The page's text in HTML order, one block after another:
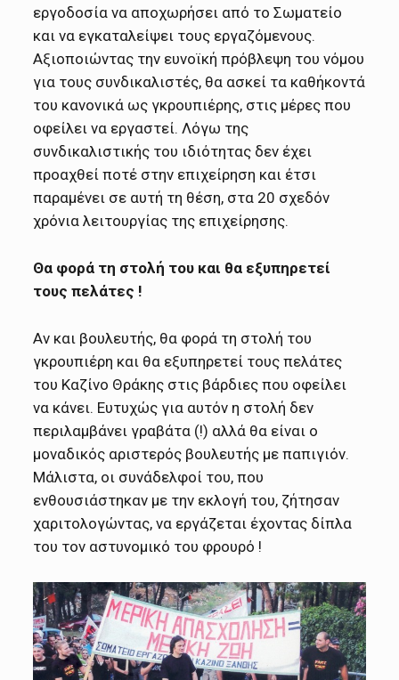
εργοδοσία να αποχωρήσει από το Σωματείο
και να εγκαταλείψει τους εργαζόμενους.
Αξιοποιώντας την ευνοϊκή πρόβλεψη του νόμου
για τους συνδικαλιστές, θα ασκεί τα καθήκοντά
του κανονικά ως γκρουπιέρης, στις μέρες που
οφείλει να εργαστεί. Λόγω της
συνδικαλιστικής του ιδιότητας δεν έχει
προαχθεί ποτέ στην επιχείρηση και έτσι
παραμένει σε αυτή τη θέση, στα 20 σχεδόν
χρόνια λειτουργίας της επιχείρησης.
Θα φορά τη στολή του και θα εξυπηρετεί
τους πελάτες !
Αν και βουλευτής, θα φορά τη στολή του
γκρουπιέρη και θα εξυπηρετεί τους πελάτες
του Καζίνο Θράκης στις βάρδιες που οφείλει
να κάνει. Ευτυχώς για αυτόν η στολή δεν
περιλαμβάνει γραβάτα (!) αλλά θα είναι ο
μοναδικός αριστερός βουλευτής με παπιγιόν.
Μάλιστα, οι συνάδελφοί του, που
ενθουσιάστηκαν με την εκλογή του, ζήτησαν
χαριτολογώντας, να εργάζεται έχοντας δίπλα
του τον αστυνομικό του φρουρό !